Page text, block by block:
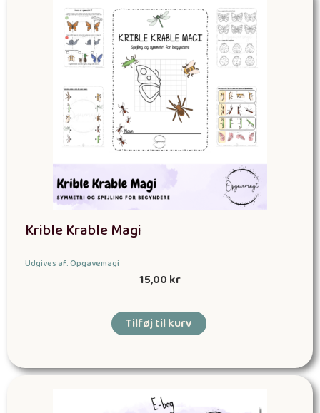
Krible Krable Magi
Udgives af: Opgavemagi
15,00kr
Tilføj til kurv